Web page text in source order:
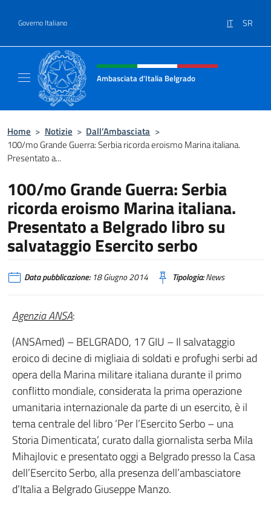
Governo Italiano IT SR
Intestazione sito, social e menù
Ambasciata d'Italia Belgrado
Home > Notizie > Dall’Ambasciata >
100/mo Grande Guerra: Serbia ricorda eroismo Marina italiana.
Presentato a...
100/mo Grande Guerra: Serbia
ricorda eroismo Marina italiana.
Presentato a Belgrado libro su
salvataggio Esercito serbo
Data pubblicazione:18 Giugno 2014 Tipologia:News
Agenzia ANSA:
(ANSAmed) – BELGRADO, 17 GIU – Il salvataggio
eroico di decine di migliaia di soldati e profughi serbi ad
opera della Marina militare italiana durante il primo
conflitto mondiale, considerata la prima operazione
umanitaria internazionale da parte di un esercito, è il
tema centrale del libro ‘Per l’Esercito Serbo – una
Storia Dimenticata’, curato dalla giornalista serba Mila
Mihajlovic e presentato oggi a Belgrado presso la Casa
dell’Esercito Serbo, alla presenza dell’ambasciatore
d’Italia a Belgrado Giuseppe Manzo.